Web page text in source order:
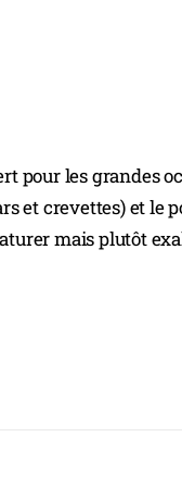
pour les grandes
et crevettes) et le
mais plutôt